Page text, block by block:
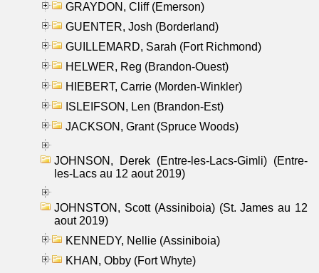
GRAYDON, Cliff (Emerson)
GUENTER, Josh (Borderland)
GUILLEMARD, Sarah (Fort Richmond)
HELWER, Reg (Brandon-Ouest)
HIEBERT, Carrie (Morden-Winkler)
ISLEIFSON, Len (Brandon-Est)
JACKSON, Grant (Spruce Woods)
JOHNSON, Derek (Entre-les-Lacs-Gimli) (Entre-
les-Lacs au 12 aout 2019)
JOHNSTON, Scott (Assiniboia) (St. James au 12
aout 2019)
KENNEDY, Nellie (Assiniboia)
KHAN, Obby (Fort Whyte)